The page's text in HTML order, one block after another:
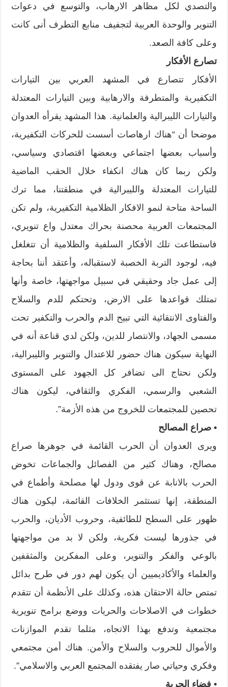
والتصدي لكل مظاهر الارهاب، والتوسع في دعوات
التنوير والوحدة العربية لتجفيف منابع التطرف أنى كانت
وعلى كافة الصعد.
تصارع الأفكار
الأفكار تتصارع في المشهد العربي بين التيارات
التكفيرية والمتطرفة والارهابية وبين التيارات المعتدلة
والتيارات الليبرالية والعلمانية. هذا المشهد يقرأه العدوان
موضحا أن “هناك ارهاصات أسست للحركات التكفيرية،
وأسباب بعضها اجتماعي وبعضها اقتصادي وسياسي،
ولكن ربما كان هناك انكفاء خلال الحقب الماضية
للتيارات المعتدلة والليبرالية في منطقتنا، مما ترك
الساحة متاحة لنمو الافكار الظلامية التكفيرية، ولم تكن
المجتمعات العربية محصنة بحراك معتدل واع تنويري،
فاستطاعت تلك الأفكار السلفية والظلامية أن تتغلغل
فيه، لوجود التربة الخصبة لاستقباله، وأعتقد أننا بحاجة
إلى عمل جاد وحقيقي في سبيل مواجهتها، خاصة وأنها
تمتلك قواعدها على الارض، وتحتكم للدم والسلاح
والفتاوى الانتقائية التي تبيح الدم والحرب والتكفير تحت
مسمى الجهاد، والانتصار للدين، ولكن لدي قناعة أنه في
النهاية سيكون هناك حضور للاعتدال والتنوير والليبرالية،
ولكن نحتاج الى تضافر كل الجهود على المستوى
الشعبي والرسمي، الفكري والثقافي، ليكون هناك
تحصين للمجتمعات للخروج من هذه الأزمة”.
• صراع المصالح
ويرى العدوان أن الحرب القائمة في جوهرها صراع
مصالح، وهناك كثير من الفصائل والجماعات تخوض
الحرب بالانابة عن قوى ودول لها مصلحة وأطماع في
المنطقة، إنها تستثمر الخلافات القائمة، ليكون هناك
ظهور على السطح للطائفية، وحروب الأديان، والحرب
في جذورها ليست فكرية، ولكن لا بد من مواجهتها
بالوعي والفكر والتنوير، وعلى المفكرين والمثقفين
والعلماء والأكاديميين أن يكون لهم دور في طرح بدائل
تمتص حالة الاحتقان هذه، وكذلك على الأنظمة أن تتقدم
خطوات في الاصلاحات والحريات ووضع برامح تنويرية
مجتمعية وتدفع بهذا الاتجاه، مثلما تقدم الموازنات
والأموال للحروب والسلاح والأمن. هناك أمن مجتمعي
وفكري وحياتي صار يفتقده المجتمع العربي والاسلامي”.
• فضاء الحرية